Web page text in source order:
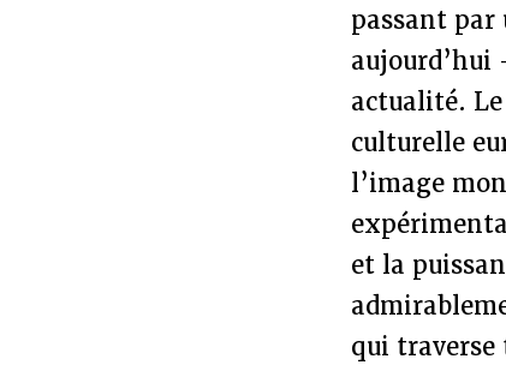
passant par
aujourd’hui
actualité.
culturelle
l’image
et la
qui traverse